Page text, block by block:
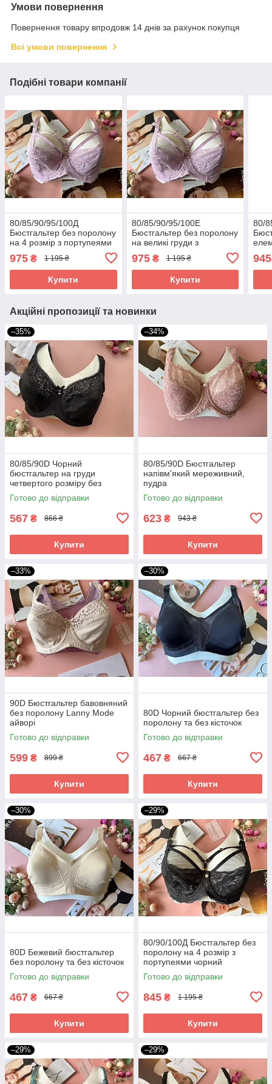
Умови повернення
Повернення товару впродовж 14 днів за рахунок покупця
Всі умови повернення
Подібні товари компанії
80/85/90/95/100Д
Бюстгальтер без поролону
на 4 розмір з портупеями
975 ₴ 1 195 ₴
Купити
80/85/90/95/100Е
Бюстгальтер без поролону
на великі груди з
975₴ 1 195 ₴
Купити
80/
945
Акційні пропозиції та новинки
–35%
80/85/90D Чорний
бюстгальтер на груди
четвертого розміру без
поролону
Готово до відправки
567 ₴ 866 ₴
Купити
–34%
80/85/90D Бюстгальтер
напівм'який мереживний,
пудра
Готово до відправки
623 ₴ 943 ₴
Купити
–33%
90D Бюстгальтер бавовняний
без поролону Lanny Mode
айворі
Готово до відправки
599 ₴ 899 ₴
Купити
–30%
80D Чорний бюстгальтер без
поролону та без кісточок
Готово до відправки
467 ₴ 667 ₴
Купити
–30%
80D Бежевий бюстгальтер
без поролону та без кісточок
Готово до відправки
467 ₴ 667 ₴
Купити
–29%
80/90/100Д Бюстгальтер без
поролону на 4 розмір з
портупеями чорний
Готово до відправки
845 ₴ 1 195 ₴
Купити
–29% –29%